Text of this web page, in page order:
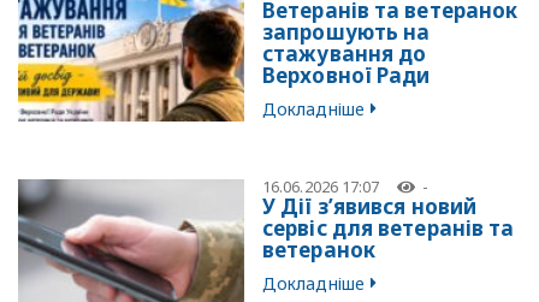
Ветеранів та ветеранок
запрошують на
стажування до
Верховної Ради
Докладніше
16.06.2026 17:07 -
У Дії з’явився новий
сервіс для ветеранів та
ветеранок
Докладніше